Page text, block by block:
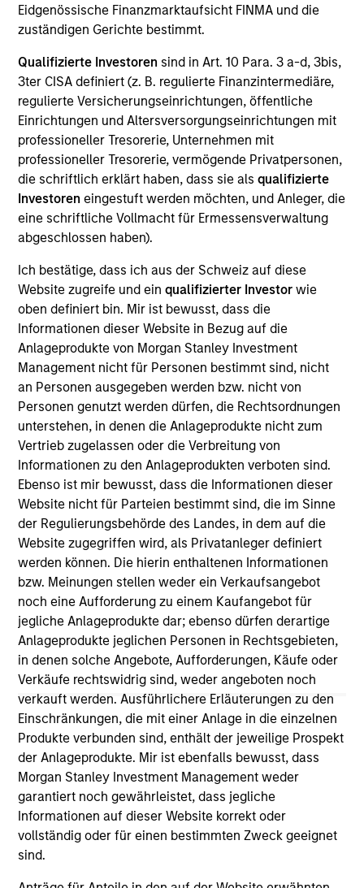
Eidgenössische Finanzmarktaufsicht FINMA und die
zuständigen Gerichte bestimmt.
Qualifizierte Investoren sind in Art. 10 Para. 3 a-d, 3bis,
3ter CISA definiert (z. B. regulierte Finanzintermediäre,
regulierte Versicherungseinrichtungen, öffentliche
Einrichtungen und Altersversorgungseinrichtungen mit
professioneller Tresorerie, Unternehmen mit
professioneller Tresorerie, vermögende Privatpersonen,
die schriftlich erklärt haben, dass sie alsqualifizierte
Investoren eingestuft werden möchten, und Anleger, die
eine schriftliche Vollmacht für Ermessensverwaltung
abgeschlossen haben).
Ich bestätige, dass ich aus der Schweiz auf diese
Website zugreife und ein qualifizierter Investor wie
oben definiert bin. Mir ist bewusst, dass die
Informationen dieser Website in Bezug auf die
Anlageprodukte von Morgan Stanley Investment
Management nicht für Personen bestimmt sind, nicht
an Personen ausgegeben werden bzw. nicht von
Personen genutzt werden dürfen, die Rechtsordnungen
unterstehen, in denen die Anlageprodukte nicht zum
Vertrieb zugelassen oder die Verbreitung von
Informationen zu den Anlageprodukten verboten sind.
Ebenso ist mir bewusst, dass die Informationen dieser
Website nicht für Parteien bestimmt sind, die im Sinne
der Regulierungsbehörde des Landes, in dem auf die
Website zugegriffen wird, als Privatanleger definiert
werden können. Die hierin enthaltenen Informationen
bzw. Meinungen stellen weder ein Verkaufsangebot
noch eine Aufforderung zu einem Kaufangebot für
jegliche Anlageprodukte dar; ebenso dürfen derartige
Anlageprodukte jeglichen Personen in Rechtsgebieten,
in denen solche Angebote, Aufforderungen, Käufe oder
Verkäufe rechtswidrig sind, weder angeboten noch
verkauft werden. Ausführlichere Erläuterungen zu den
Einschränkungen, die mit einer Anlage in die einzelnen
Produkte verbunden sind, enthält der jeweilige Prospekt
der Anlageprodukte. Mir ist ebenfalls bewusst, dass
Morgan Stanley Investment Management weder
garantiert noch gewährleistet, dass jegliche
Informationen auf dieser Website korrekt oder
vollständig oder für einen bestimmten Zweck geeignet
sind.
Invested on
Jul 2004
Transaction Type
Follow-On
Realization Date
Jan 2006
Avamar provides backup and restore software and systems.
Acquired by EMC Corporation (NYSE:EMC).
Investment Team
Morgan Stanley Expansion Capital
As of July 25, 2025. The above is provided for informational
and educational purposes only. There is no guarantee that
the investment mentioned resulted in positive performance
(for realized holdings), or will perform well in the future (for
current holdings). The trademarks and service marks above
are the property of their respective owners. The information
on this website has not been authorized, sponsored, or
otherwise approved by such owners. By clicking on any
links shown here, you agree that you are navigating to a
third party site. We are providing these hyperlinks to you
only as a convenience and the inclusion of any hyperlink is
not and does not imply any endorsement, approval,
investigation, verification or monitoring by us of any
information contained in any hyperlinked site. In no event
shall we be responsible for the information contained on
the site or your use of such site.
Morgan Stanley